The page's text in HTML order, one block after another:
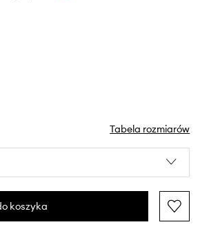
Tabela rozmiarów
koszyka